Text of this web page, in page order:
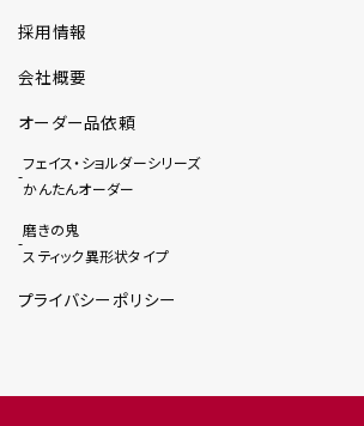
採用情報
会社概要
オーダー品依頼
フェイス・ショルダーシリーズ
かんたんオーダー
磨きの鬼
スティック異形状タイプ
プライバシーポリシー